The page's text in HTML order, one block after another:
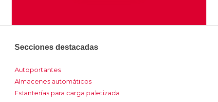
Secciones destacadas
Autoportantes
Almacenes automáticos
Estanterías para carga paletizada